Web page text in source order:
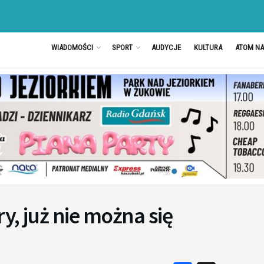
WIADOMOŚCI SPORT AUDYCJE KULTURA ATOM
już nie można się